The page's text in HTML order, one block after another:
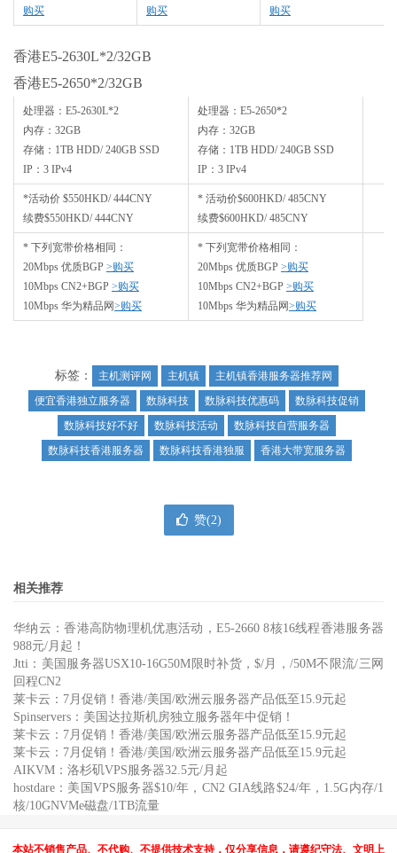
购买
购买
购买
香港E5-2630L*2/32GB
香港E5-2650*2/32GB
处理器：E5-2630L*2
内存：32GB
存储：1TB HDD/ 240GB SSD
IP：3 IPv4
处理器：E5-2650*2
内存：32GB
存储：1TB HDD/ 240GB SSD
IP：3 IPv4
*活动价 $550HKD/ 444CNY
续费$550HKD/ 444CNY
* 活动价$600HKD/ 485CNY
续费$600HKD/ 485CNY
* 下列宽带价格相同：
20Mbps 优质BGP >购买
10Mbps CN2+BGP >购买
10Mbps 华为精品网>购买
* 下列宽带价格相同：
20Mbps 优质BGP >购买
10Mbps CN2+BGP >购买
10Mbps 华为精品网>购买
标签： 主机测评网 主机镇
主机镇香港服务器推荐网
便宜香港独立服务器
数脉科技 数脉科技优惠码
数脉科技促销
数脉科技好不好
数脉科技活动
数脉科技自营服务器
数脉科技香港服务器
数脉科技香港独服 香港大带宽服务器
赞(2)
相关推荐
华纳云：香港高防物理机优惠活动，E5-2660 8核16线程香港服务器
988元/月起！
Jtti：美国服务器USX10-16G50M限时补货，$/月，/50M不限流/三网
回程CN2
莱卡云：7月促销！香港/美国/欧洲云服务器产品低至15.9元起
Spinservers：美国达拉斯机房独立服务器年中促销！
莱卡云：7月促销！香港/美国/欧洲云服务器产品低至15.9元起
莱卡云：7月促销！香港/美国/欧洲云服务器产品低至15.9元起
AIKVM：洛杉矶VPS服务器32.5元/月起
hostdare：美国VPS服务器$10/年，CN2 GIA线路$24/年，1.5G内存/1
核/10GNVMe磁盘/1TB流量
本站不销售产品、不代购、不提供技术支持，仅分享信息，请遵纪守法、文明上